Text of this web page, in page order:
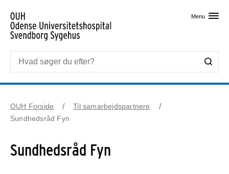
Menu
OUH Forside
Til samarbejdspartnere
Sundhedsråd Fyn
Sundhedsråd Fyn